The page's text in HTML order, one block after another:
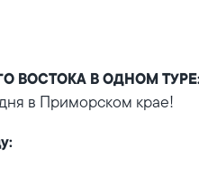
ВОСТОКА В ОДНОМ
в Приморском крае!